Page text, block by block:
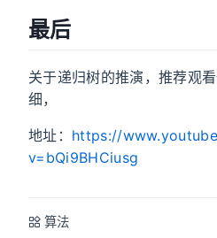
最后
关于递归树的推演，推荐观
细，
地址： https://
v=bQi9BHCiusg
算法